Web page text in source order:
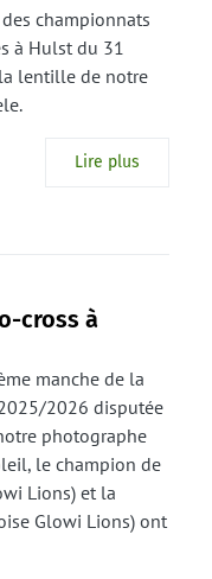
championnats
à Hulst du 31
lentille de notre
Lire plus
cross à
manche de la
2026 disputée
photographe
le champion de
Lions) et la
Glowi Lions) ont